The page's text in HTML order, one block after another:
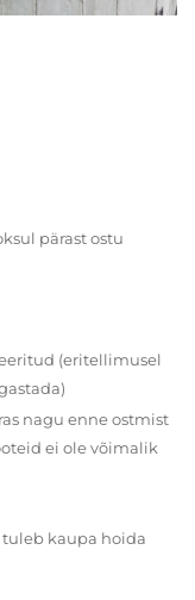
pärast ostu
(eritellimusel
nagu enne ostmist
ei ole võimalik
kaupa hoida